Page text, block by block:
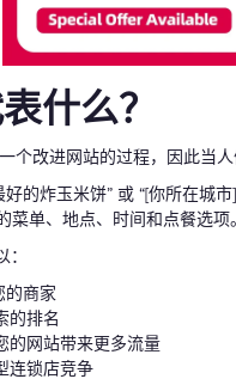
什么？
个改进网站的过程，因此当
的炸玉米饼” 或 “[你所在城
单、地点、时间和点餐选项。
的商家
的排名
的网站带来更多流量
连锁店竞争